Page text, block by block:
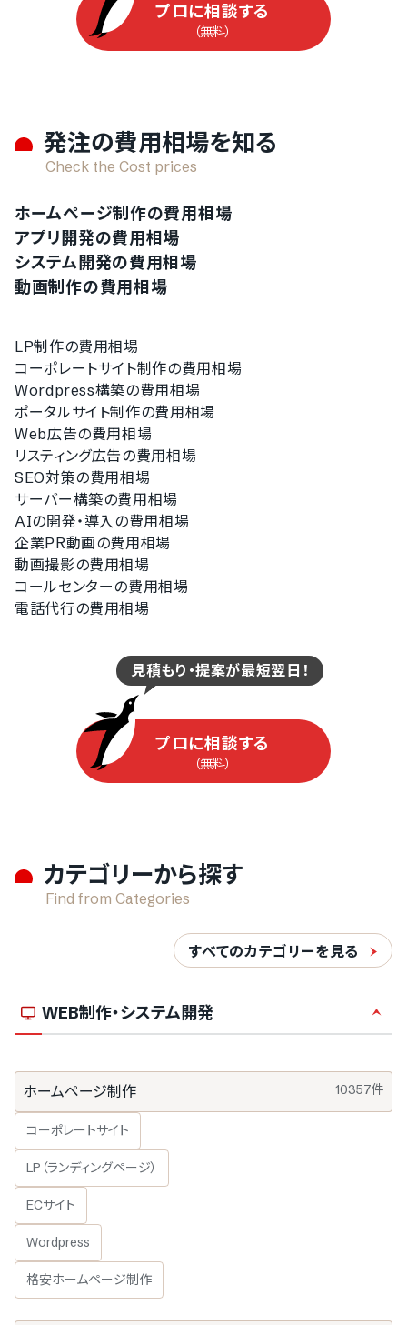
プロに相談する
（無料）
発注の費用相場を知る
Check the Cost prices
ホームページ制作の費用相場
アプリ開発の費用相場
システム開発の費用相場
動画制作の費用相場
LP制作の費用相場
コーポレートサイト制作の費用相場
Wordpress構築の費用相場
ポータルサイト制作の費用相場
Web広告の費用相場
リスティング広告の費用相場
SEO対策の費用相場
サーバー構築の費用相場
AIの開発・導入の費用相場
企業PR動画の費用相場
動画撮影の費用相場
コールセンターの費用相場
電話代行の費用相場
見積もり・提案が最短翌日！
プロに相談する
（無料）
カテゴリーから探す
Find from Categories
すべてのカテゴリーを見る
WEB制作・システム開発
ホームページ制作 10357件
コーポレートサイト
LP（ランディングページ）
ECサイト
Wordpress
格安ホームページ制作